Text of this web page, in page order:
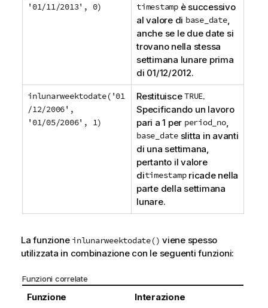
'01/11/2013', 0)
timestampè successivo
al valore di base_date,
anche se le due date si
trovano nella stessa
settimana lunare prima
di 01/12/2012.
inlunarweektodate('01
/12/2006',
'01/05/2006', 1)
RestituisceTRUE.
Specificando un lavoro
pari a 1 per period_no,
base_dateslitta in avanti
di una settimana,
pertanto il valore
ditimestampricade nella
parte della settimana
lunare.
La funzione inlunarweektodate() viene spesso
utilizzata in combinazione con le seguenti funzioni:
Funzioni correlate
Funzione Interazione